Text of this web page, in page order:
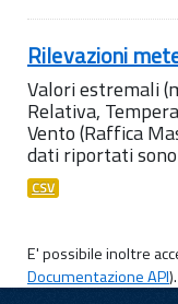
Rilevazioni
Valori estremali
Relativa,
Vento (Raffica
dati riportati
CSV
E' possibile inoltre
Documentazione API).